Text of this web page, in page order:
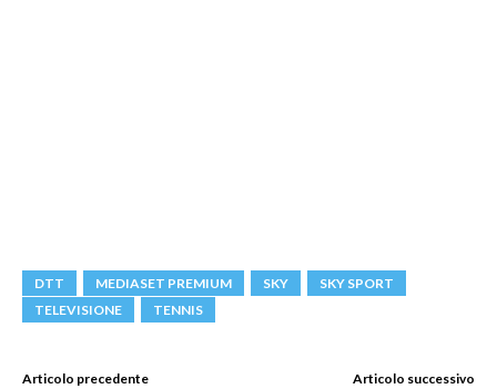
DTT MEDIASET PREMIUM SKY
SKY SPORT
TELEVISIONE
TENNIS
Articolo precedente Articolo successivo